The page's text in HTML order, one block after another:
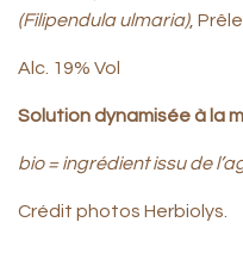
(Filipendula ulmaria),
Alc. 19% Vol
Solution dynamisée à la
bio = ingrédient issu de
Crédit photos Herbiolys.